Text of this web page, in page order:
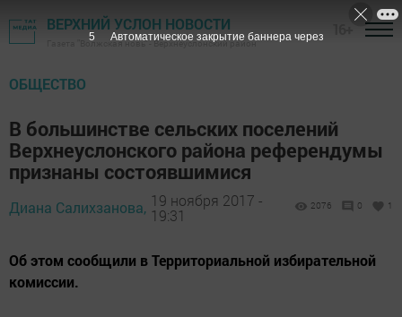
ВЕРХНИЙ УСЛОН НОВОСТИ
Газета "Волжская новь" - Верхнеуслонский район
ОБЩЕСТВО
В большинстве сельских поселений
Верхнеуслонского района референдумы
признаны состоявшимися
Диана Салихзанова, 19 ноября 2017 -
19:31
2076 0 1
Об этом сообщили в Территориальной избирательной
комиссии.
4 Автоматическое закрытие баннера через